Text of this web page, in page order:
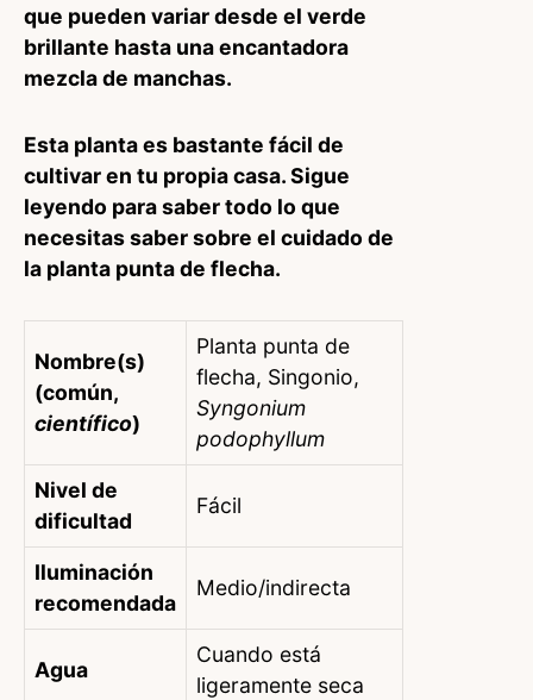
que pueden variar desde el verde
brillante hasta una encantadora
mezcla de manchas.
Esta planta es bastante fácil de
cultivar en tu propia casa. Sigue
leyendo para saber todo lo que
necesitas saber sobre el cuidado de
la planta punta de flecha.
Nombre(s)
(común,
científico)
Planta punta de
flecha, Singonio,
Syngonium
podophyllum
Nivel de
dificultad
Fácil
Iluminación
recomendada
Medio/indirecta
Agua
Cuando está
ligeramente seca